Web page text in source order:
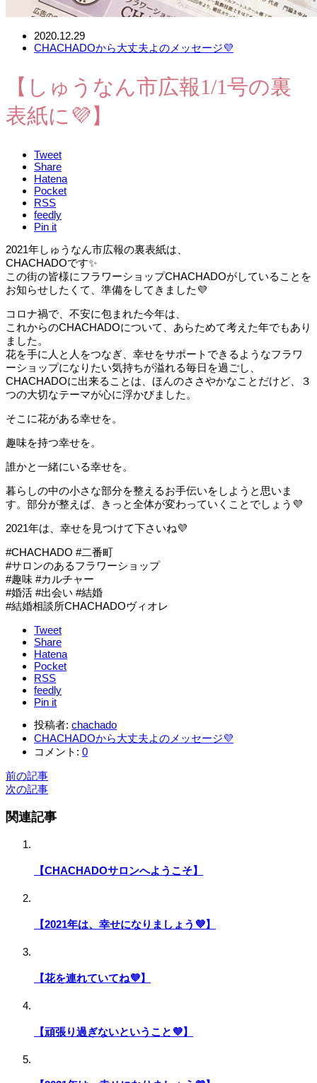
2020.12.29
CHACHADOから大丈夫よのメッセージ💜
【しゅうなん市広報1/1号の裏
表紙に💜】
Tweet
Share
Hatena
Pocket
RSS
feedly
Pin it
2021年しゅうなん市広報の裏表紙は、
CHACHADOです✨
この街の皆様にフラワーショップCHACHADOがしていることを
お知らせしたくて、準備をしてきました💜
コロナ禍で、不安に包まれた今年は、
これからのCHACHADOについて、あらためて考えた年でもあり
ました。
花を手に人と人をつなぎ、幸せをサポートできるようなフラワ
ーショップになりたい気持ちが溢れる毎日を過ごし、
CHACHADOに出来ることは、ほんのささやかなことだけど、３
つの大切なテーマが心に浮かびました。
そこに花がある幸せを。
趣味を持つ幸せを。
誰かと一緒にいる幸せを。
暮らしの中の小さな部分を整えるお手伝いをしようと思いま
す。部分が整えば、きっと全体が変わっていくことでしょう💜
2021年は、幸せを見つけて下さいね💜
#CHACHADO #二番町
#サロンのあるフラワーショップ
#趣味 #カルチャー
#婚活 #出会い #結婚
#結婚相談所CHACHADOヴィオレ
Tweet
Share
Hatena
Pocket
RSS
feedly
Pin it
投稿者: chachado
CHACHADOから大丈夫よのメッセージ💜
コメント: 0
前の記事
次の記事
関連記事
【CHACHADOサロンへようこそ】
【2021年は、幸せになりましょう💜】
【花を連れていてね💜】
【頑張り過ぎないということ💜】